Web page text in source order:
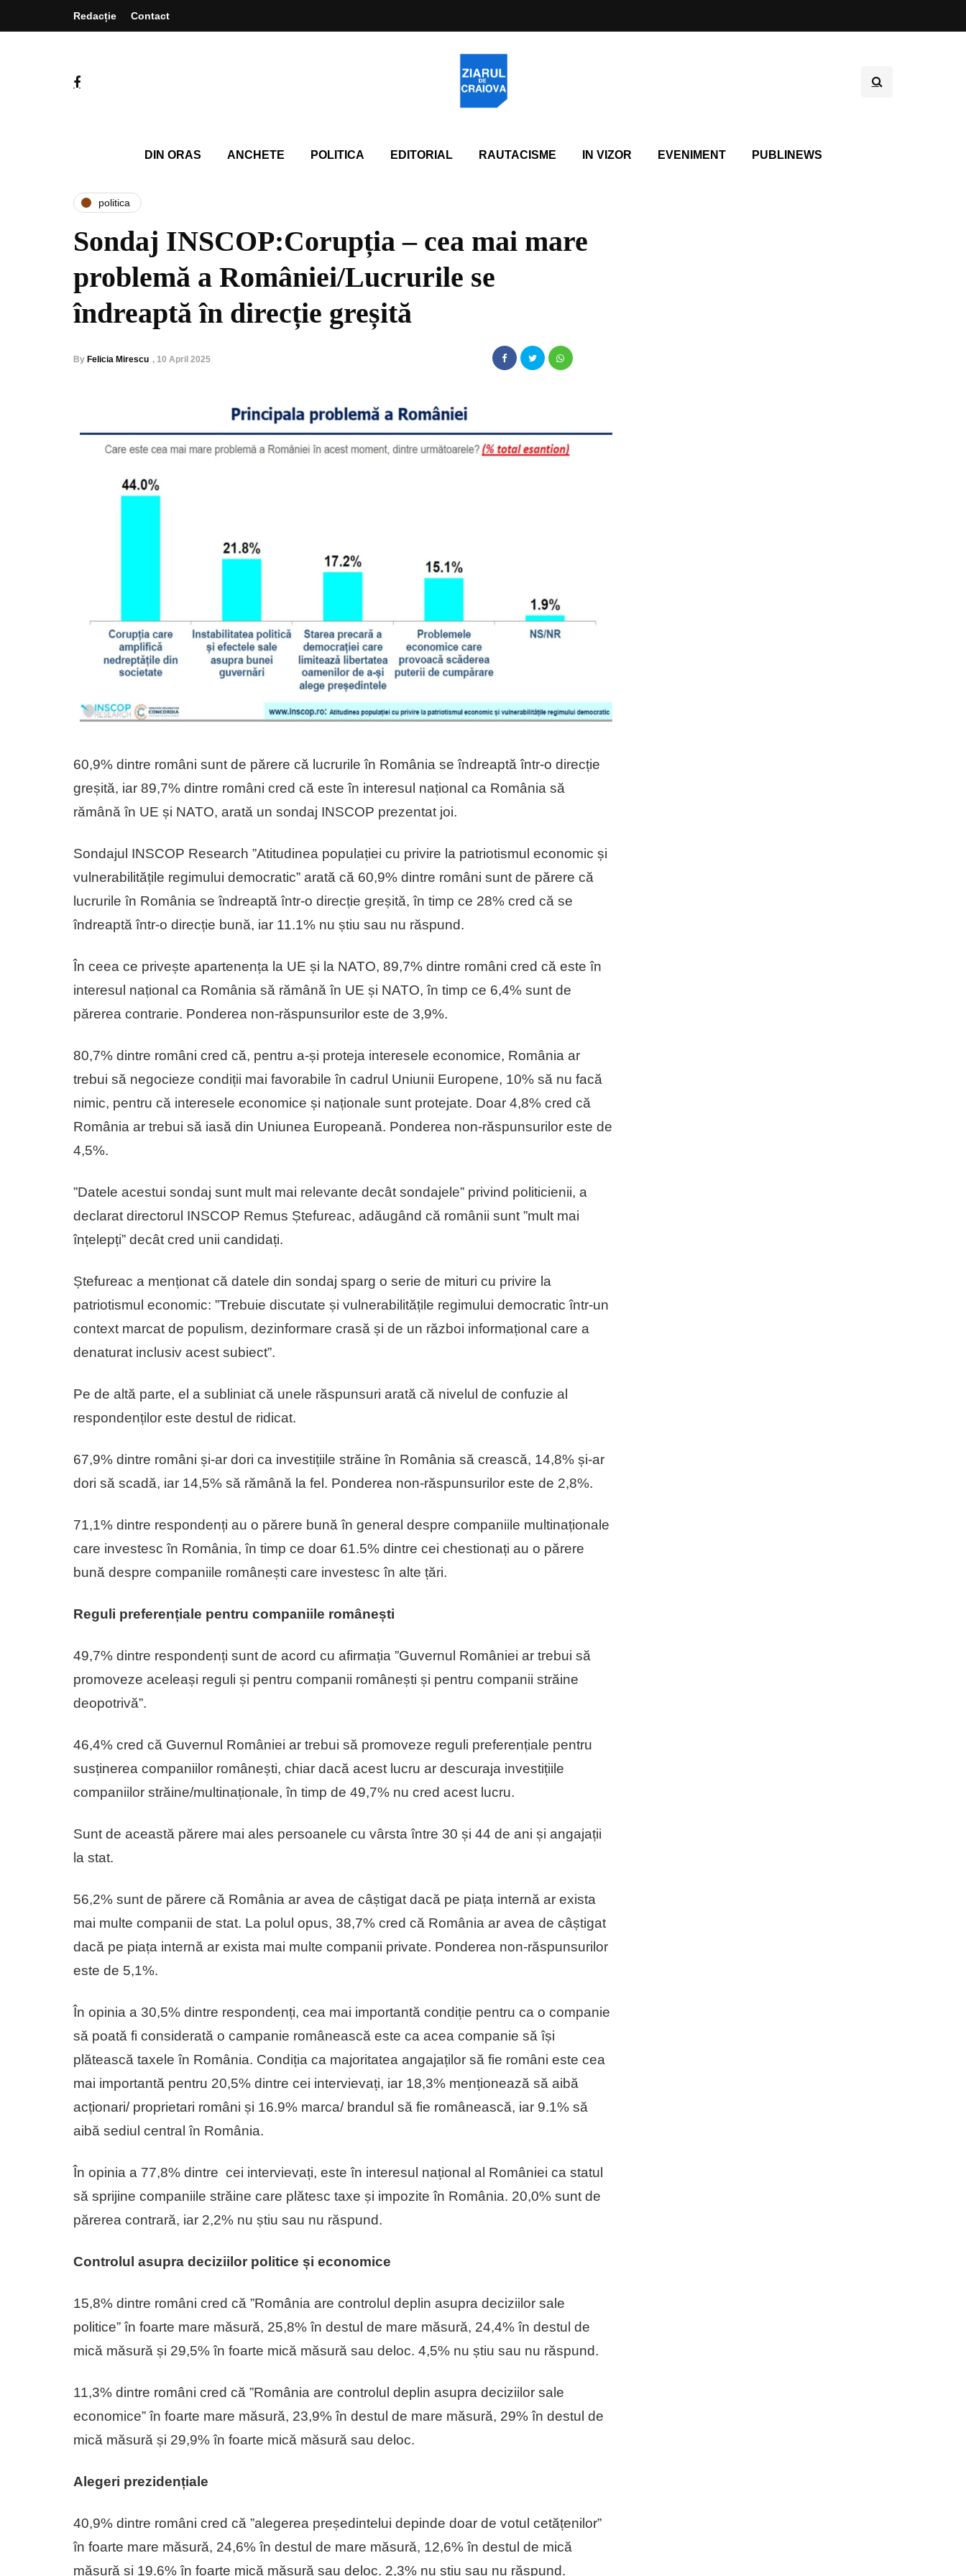
Redacție Contact
DIN ORAS ANCHETE POLITICA EDITORIAL RAUTACISME IN VIZOR EVENIMENT PUBLINEWS
politica
Sondaj INSCOP:Corupția – cea mai mare
problemă a României/Lucrurile se
îndreaptă în direcție greșită
By Felicia Mirescu , 10 April 2025
60,9% dintre români sunt de părere că lucrurile în România se îndreaptă într-o direcție
greșită, iar 89,7% dintre români cred că este în interesul național ca România să
rămână în UE și NATO, arată un sondaj INSCOP prezentat joi.
Sondajul INSCOP Research ”Atitudinea populației cu privire la patriotismul economic și
vulnerabilitățile regimului democratic” arată că 60,9% dintre români sunt de părere că
lucrurile în România se îndreaptă într-o direcție greșită, în timp ce 28% cred că se
îndreaptă într-o direcție bună, iar 11.1% nu știu sau nu răspund.
În ceea ce privește apartenența la UE și la NATO, 89,7% dintre români cred că este în
interesul național ca România să rămână în UE și NATO, în timp ce 6,4% sunt de
părerea contrarie. Ponderea non-răspunsurilor este de 3,9%.
80,7% dintre români cred că, pentru a-și proteja interesele economice, România ar
trebui să negocieze condiții mai favorabile în cadrul Uniunii Europene, 10% să nu facă
nimic, pentru că interesele economice și naționale sunt protejate. Doar 4,8% cred că
România ar trebui să iasă din Uniunea Europeană. Ponderea non-răspunsurilor este de
4,5%.
”Datele acestui sondaj sunt mult mai relevante decât sondajele” privind politicienii, a
declarat directorul INSCOP Remus Ștefureac, adăugând că românii sunt ”mult mai
înțelepți” decât cred unii candidați.
Ștefureac a menționat că datele din sondaj sparg o serie de mituri cu privire la
patriotismul economic: ”Trebuie discutate și vulnerabilitățile regimului democratic într-un
context marcat de populism, dezinformare crasă și de un război informațional care a
denaturat inclusiv acest subiect”.
Pe de altă parte, el a subliniat că unele răspunsuri arată că nivelul de confuzie al
respondenților este destul de ridicat.
67,9% dintre români și-ar dori ca investițiile străine în România să crească, 14,8% și-ar
dori să scadă, iar 14,5% să rămână la fel. Ponderea non-răspunsurilor este de 2,8%.
71,1% dintre respondenți au o părere bună în general despre companiile multinaționale
care investesc în România, în timp ce doar 61.5% dintre cei chestionați au o părere
bună despre companiile românești care investesc în alte țări.
Reguli preferențiale pentru companiile românești
49,7% dintre respondenți sunt de acord cu afirmația ”Guvernul României ar trebui să
promoveze aceleași reguli și pentru companii românești și pentru companii străine
deopotrivă”.
46,4% cred că Guvernul României ar trebui să promoveze reguli preferențiale pentru
susținerea companiilor românești, chiar dacă acest lucru ar descuraja investițiile
companiilor străine/multinaționale, în timp de 49,7% nu cred acest lucru.
Sunt de această părere mai ales persoanele cu vârsta între 30 și 44 de ani și angajații
la stat.
56,2% sunt de părere că România ar avea de câștigat dacă pe piața internă ar exista
mai multe companii de stat. La polul opus, 38,7% cred că România ar avea de câștigat
dacă pe piața internă ar exista mai multe companii private. Ponderea non-răspunsurilor
este de 5,1%.
În opinia a 30,5% dintre respondenți, cea mai importantă condiție pentru ca o companie
să poată fi considerată o campanie românească este ca acea companie să își
plătească taxele în România. Condiția ca majoritatea angajaților să fie români este cea
mai importantă pentru 20,5% dintre cei intervievați, iar 18,3% menționează să aibă
acționari/ proprietari români și 16.9% marca/ brandul să fie românească, iar 9.1% să
aibă sediul central în România.
În opinia a 77,8% dintre cei intervievați, este în interesul național al României ca statul
să sprijine companiile străine care plătesc taxe și impozite în România. 20,0% sunt de
părerea contrară, iar 2,2% nu știu sau nu răspund.
Controlul asupra deciziilor politice și economice
15,8% dintre români cred că ”România are controlul deplin asupra deciziilor sale
politice” în foarte mare măsură, 25,8% în destul de mare măsură, 24,4% în destul de
mică măsură și 29,5% în foarte mică măsură sau deloc. 4,5% nu știu sau nu răspund.
11,3% dintre români cred că ”România are controlul deplin asupra deciziilor sale
economice” în foarte mare măsură, 23,9% în destul de mare măsură, 29% în destul de
mică măsură și 29,9% în foarte mică măsură sau deloc.
Alegeri prezidențiale
40,9% dintre români cred că ”alegerea președintelui depinde doar de votul cetățenilor”
în foarte mare măsură, 24,6% în destul de mare măsură, 12,6% în destul de mică
măsură și 19.6% în foarte mică măsură sau deloc. 2,3% nu știu sau nu răspund.